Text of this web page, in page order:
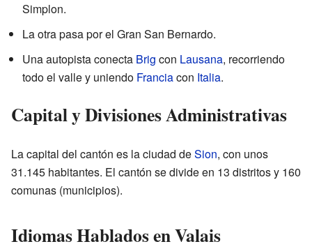
Simplon.
La otra pasa por el Gran San Bernardo.
Una autopista conecta Brig con Lausana, recorriendo
todo el valle y uniendo Franciacon Italia.
Capital y Divisiones Administrativas
La capital del cantón es la ciudad deSion, con unos
31.145 habitantes. El cantón se divide en 13 distritos y 160
comunas (municipios).
Idiomas Hablados en Valais